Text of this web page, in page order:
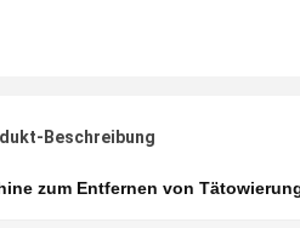
Beschreibung
zum Entfernen von